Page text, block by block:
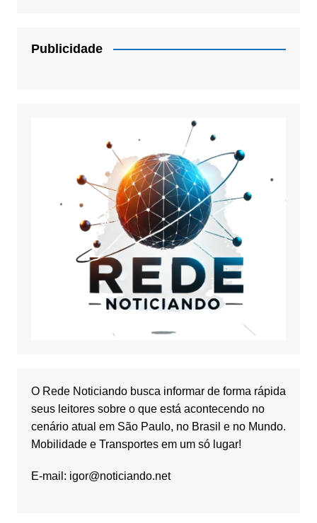
Publicidade
O Rede Noticiando busca informar de forma rápida
seus leitores sobre o que está acontecendo no
cenário atual em São Paulo, no Brasil e no Mundo.
Mobilidade e Transportes em um só lugar!
E-mail: igor@noticiando.net